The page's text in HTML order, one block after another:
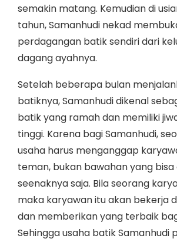
semakin matang. Kemudian di
tahun, Samanhudi nekad
perdagangan batik sendiri dari
dagang ayahnya.
Setelah beberapa bulan
batiknya, Samanhudi dikenal
batik yang ramah dan memiliki
tinggi. Karena bagi Samanhudi,
usaha harus menganggap
teman, bukan bawahan yang
seenaknya saja. Bila seorang
maka karyawan itu akan bekerja
dan memberikan yang terbaik
Sehingga usaha batik Samanhudi